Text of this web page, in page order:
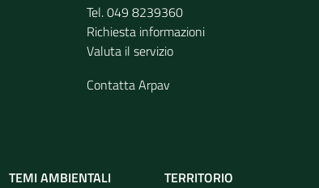
Tel. 049 8239360
Richiesta informazioni
Valuta il servizio
Contatta Arpav
TEMI AMBIENTALI
TERRITORIO